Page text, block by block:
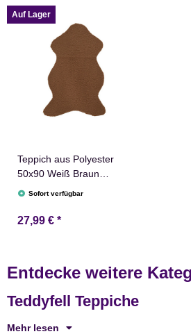
Auf Lager
Teppich aus Polyester
50x90 Weiß Braun
Teddyfell Kunstfell
Sofort verfügbar
27,99 € *
Entdecke weitere
Teddyfell Teppiche
Mehr lesen